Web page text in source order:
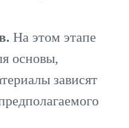
На этом этапе
основы,
зависят